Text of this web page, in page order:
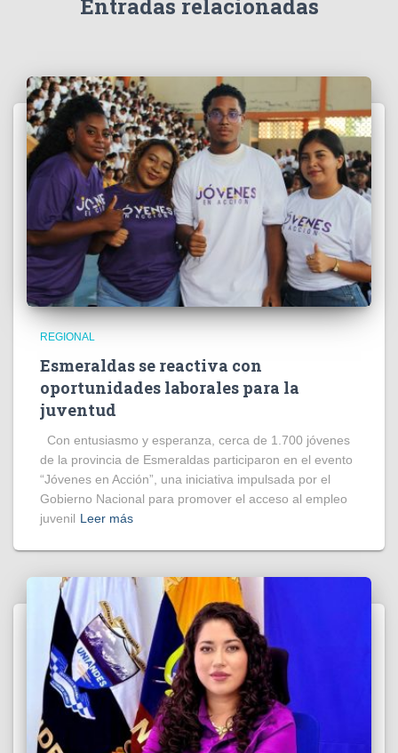
Entradas relacionadas
REGIONAL
Esmeraldas se reactiva con
oportunidades laborales para la
juventud
Con entusiasmo y esperanza, cerca de 1.700 jóvenes
de la provincia de Esmeraldas participaron en el evento
“Jóvenes en Acción”, una iniciativa impulsada por el
Gobierno Nacional para promover el acceso al empleo
juvenil Leer más